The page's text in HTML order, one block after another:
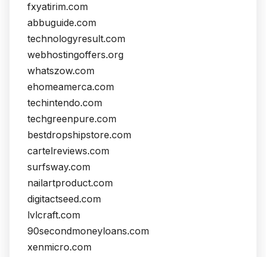
fxyatirim.com
abbuguide.com
technologyresult.com
webhostingoffers.org
whatszow.com
ehomeamerca.com
techintendo.com
techgreenpure.com
bestdropshipstore.com
cartelreviews.com
surfsway.com
nailartproduct.com
digitactseed.com
lvlcraft.com
90secondmoneyloans.com
xenmicro.com